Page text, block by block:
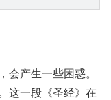
产生一些困惑。
这一段《圣经》在